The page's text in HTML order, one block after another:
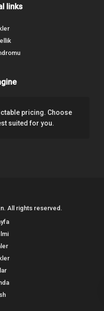
links
pricing. Choose
suited for you.
All rights reserved.